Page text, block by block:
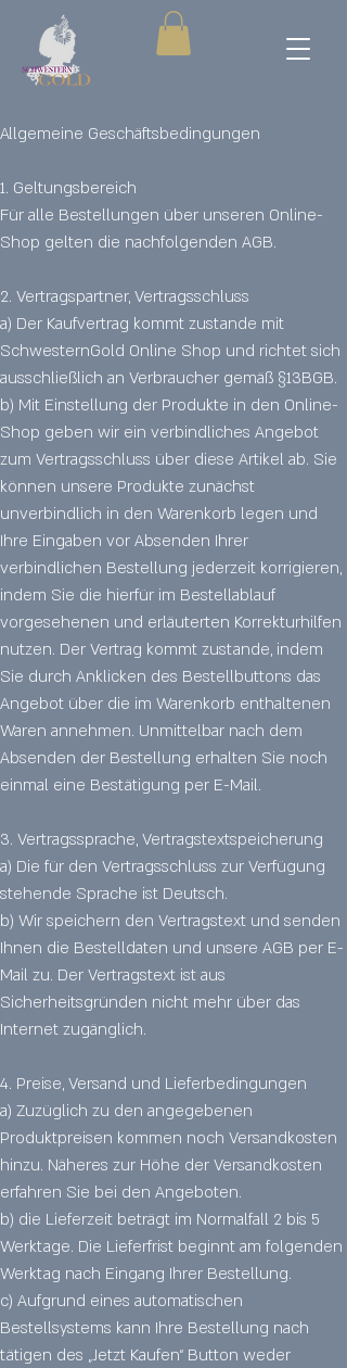
Allgemeine Geschäftsbedingungen
1. Geltungsbereich
Für alle Bestellungen über unseren Online-
Shop gelten die nachfolgenden AGB.
2. Vertragspartner, Vertragsschluss
a) Der Kaufvertrag kommt zustande mit
SchwesternGold Online Shop und richtet sich
ausschließlich an Verbraucher gemäß §13BGB.
b) Mit Einstellung der Produkte in den Online-
Shop geben wir ein verbindliches Angebot
zum Vertragsschluss über diese Artikel ab. Sie
können unsere Produkte zunächst
unverbindlich in den Warenkorb legen und
Ihre Eingaben vor Absenden Ihrer
verbindlichen Bestellung jederzeit korrigieren,
indem Sie die hierfür im Bestellablauf
vorgesehenen und erläuterten Korrekturhilfen
nutzen. Der Vertrag kommt zustande, indem
Sie durch Anklicken des Bestellbuttons das
Angebot über die im Warenkorb enthaltenen
Waren annehmen. Unmittelbar nach dem
Absenden der Bestellung erhalten Sie noch
einmal eine Bestätigung per E-Mail.
3. Vertragssprache, Vertragstextspeicherung
a) Die für den Vertragsschluss zur Verfügung
stehende Sprache ist Deutsch.
b) Wir speichern den Vertragstext und senden
Ihnen die Bestelldaten und unsere AGB per E-
Mail zu. Der Vertragstext ist aus
Sicherheitsgründen nicht mehr über das
Internet zugänglich.
4. Preise, Versand und Lieferbedingungen
a) Zuzüglich zu den angegebenen
Produktpreisen kommen noch Versandkosten
hinzu. Näheres zur Höhe der Versandkosten
erfahren Sie bei den Angeboten.
b) die Lieferzeit beträgt im Normalfall 2 bis 5
Werktage. Die Lieferfrist beginnt am folgenden
Werktag nach Eingang Ihrer Bestellung.
c) Aufgrund eines automatischen
Bestellsystems kann Ihre Bestellung nach
tätigen des „Jetzt Kaufen“ Button weder